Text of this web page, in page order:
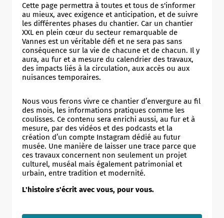
Cette page permettra à toutes et tous de s'informer
au mieux, avec exigence et anticipation, et de suivre
les différentes phases du chantier. Car un chantier
XXL en plein cœur du secteur remarquable de
Vannes est un véritable défi et ne sera pas sans
conséquence sur la vie de chacune et de chacun. Il y
aura, au fur et a mesure du calendrier des travaux,
des impacts liés à la circulation, aux accès ou aux
nuisances temporaires.
Nous vous ferons vivre ce chantier d’envergure au fil
des mois, les informations pratiques comme les
coulisses. Ce contenu sera enrichi aussi, au fur et à
mesure, par des vidéos et des podcasts et la
création d’un compte Instagram dédié au futur
musée. Une manière de laisser une trace parce que
ces travaux concernent non seulement un projet
culturel, muséal mais également patrimonial et
urbain, entre tradition et modernité.
L'histoire s'écrit avec vous, pour vous.